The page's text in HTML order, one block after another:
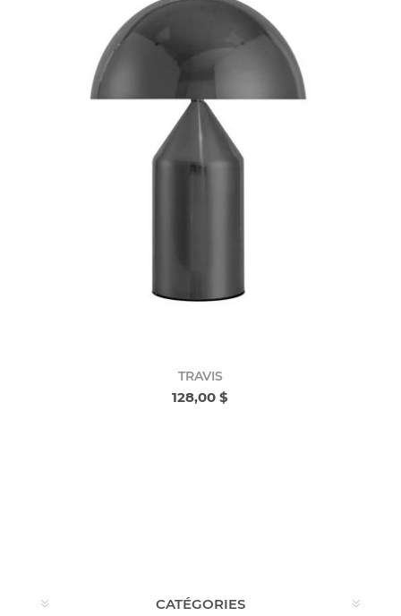
TRAVIS
128,00 $
CATÉGORIES